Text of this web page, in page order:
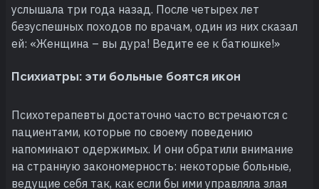
услышала три года назад. После четырех лет
безуспешных походов по врачам, один из них сказал
ей: «Женщина – вы дура! Ведите ее к батюшке!»
Психиатры: эти больные боятся икон
Психотерапевты достаточно часто встречаются с
пациентами, которые по своему поведению
напоминают одержимых. И они обратили внимание
на странную закономерность: некоторые больные,
ведущие себя так, как если бы ими управляла злая